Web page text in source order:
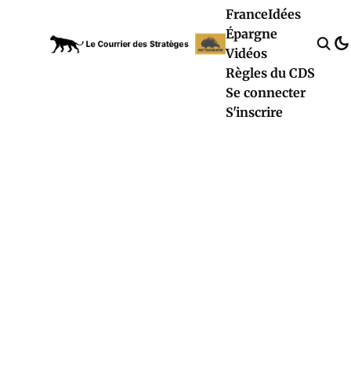
FranceIdées
Épargne
Vidéos
Règles du CDS
Se connecter
S'inscrire